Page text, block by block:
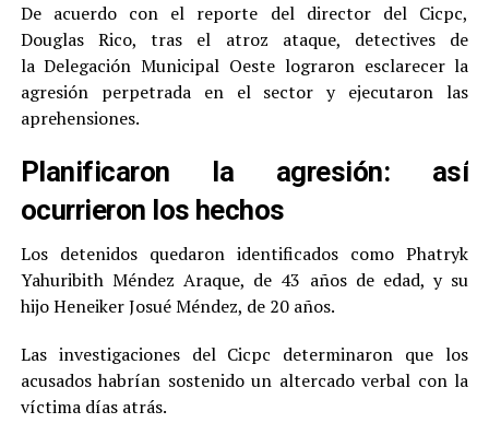
De acuerdo con el reporte del director del Cicpc,
Douglas Rico, tras el atroz ataque, detectives de
la Delegación Municipal Oeste lograron esclarecer la
agresión perpetrada en el sector y ejecutaron las
aprehensiones.
Planificaron la agresión: así
ocurrieron los hechos
Los detenidos quedaron identificados como Phatryk
Yahuribith Méndez Araque, de 43 años de edad, y su
hijo Heneiker Josué Méndez, de 20 años.
Las investigaciones del Cicpc determinaron que los
acusados habrían sostenido un altercado verbal con la
víctima días atrás.